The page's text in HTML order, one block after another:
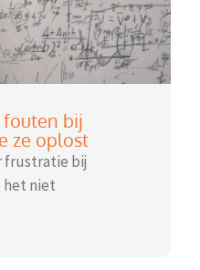
fouten bij
ze oplost
frustratie bij
het niet